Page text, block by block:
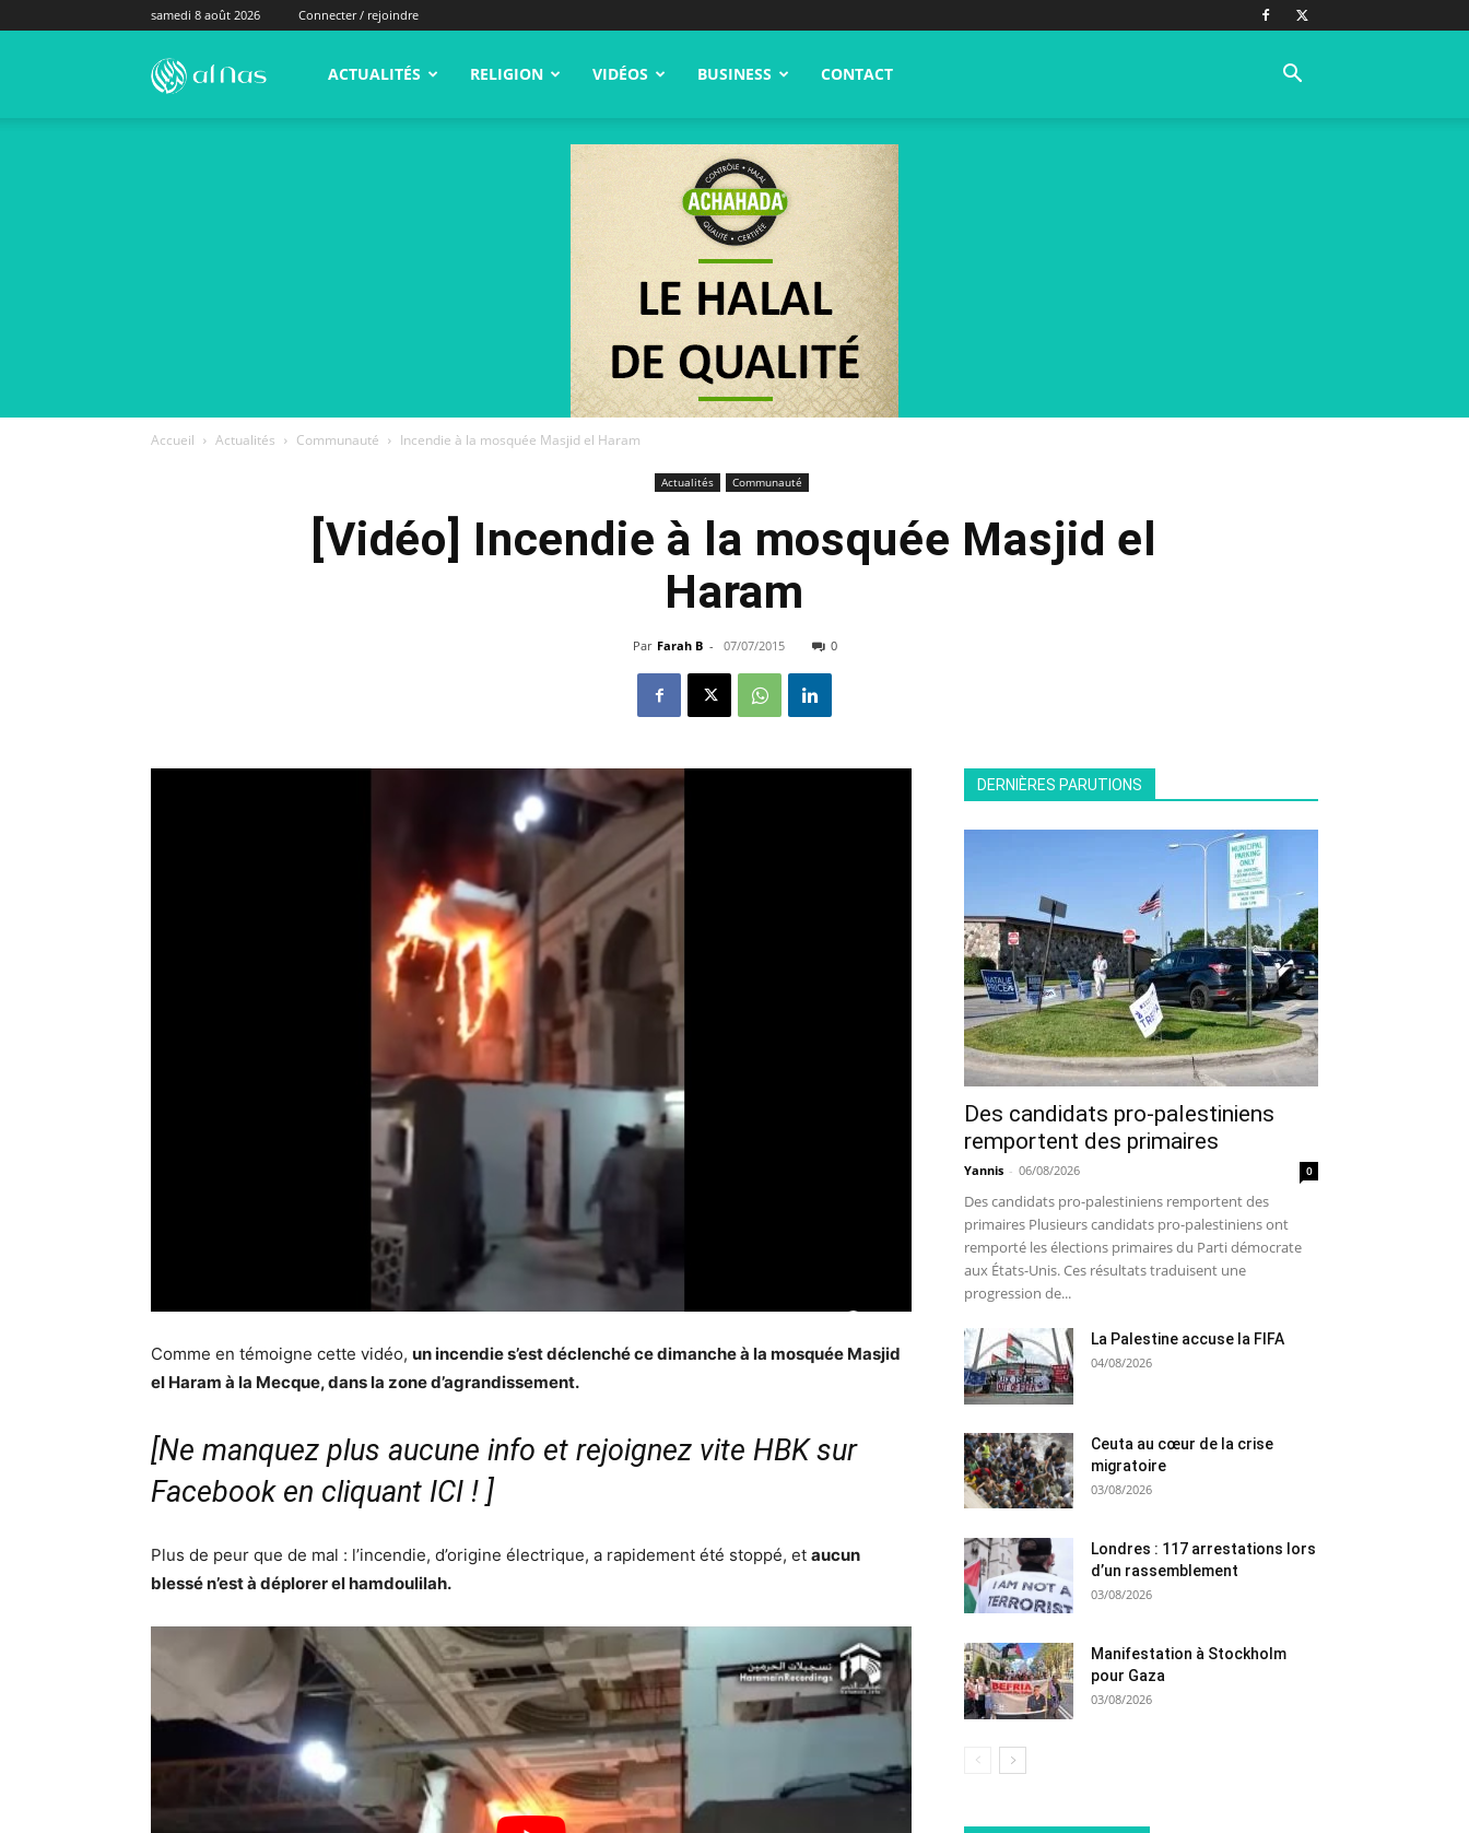
samedi 8 août 2026 Connecter / rejoindre
alNas.fr ACTUALITÉS RELIGION VIDÉOS BUSINESS CONTACT
Accueil Actualités Communauté Incendie à la mosquée Masjid el Haram
Actualités Communauté
[Vidéo] Incendie à la mosquée Masjid el
Haram
Par Farah B - 07/07/2015 0
Comme en témoigne cette vidéo, un incendie s’est déclenché ce dimanche à la mosquée Masjid
el Haram à la Mecque, dans la zone d’agrandissement.
[Ne manquez plus aucune info et rejoignez vite HBK sur
Facebook en cliquant ICI ! ]
Plus de peur que de mal : l’incendie, d’origine électrique, a rapidement été stoppé, et aucun
blessé n’est à déplorer el hamdoulilah.
DERNIÈRES PARUTIONS
Des candidats pro-palestiniens
remportent des primaires
Yannis - 06/08/2026 0
Des candidats pro-palestiniens remportent des
primaires Plusieurs candidats pro-palestiniens ont
remporté les élections primaires du Parti démocrate
aux États-Unis. Ces résultats traduisent une
progression de...
La Palestine accuse la FIFA
04/08/2026
Ceuta au cœur de la crise
migratoire
03/08/2026
Londres : 117 arrestations lors
d’un rassemblement
03/08/2026
Manifestation à Stockholm
pour Gaza
03/08/2026